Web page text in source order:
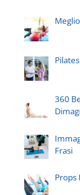
360
Frasi
Props